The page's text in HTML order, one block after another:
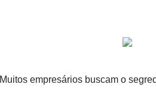
Muitos empresários buscam o